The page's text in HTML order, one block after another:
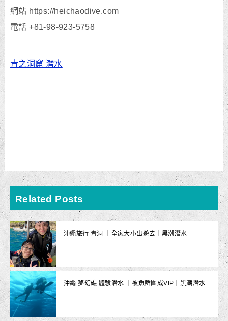
網站 https://heichaodive.com
電話 +81-98-923-5758
青之洞窟 潛水
Related Posts
沖繩旅行 青洞 ｜全家大小出遊去｜黑潮潛水
沖繩 夢幻礁 體驗潛水 ｜被魚群圍成VIP｜黑潮潛水